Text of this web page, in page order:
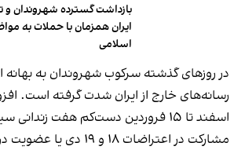
بازداشت گسترده شهروندان
ایران همزمان با حملات به
اسلامی
در روزهای گذشته سرکوب شهروندان به بهانه
اسفند تا ۱۵ فروردین دست‌کم هفت
مشارکت در اعتراضات ۱۸ و